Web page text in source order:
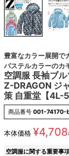
豊富なカラー展開で
パステルカラーのカ
空調服 長袖ブ
Z-DRAGON ジ
策 自重堂【4L-
商品番号 001-74170-
本体価格 ¥4,708
空調服に関する重要事